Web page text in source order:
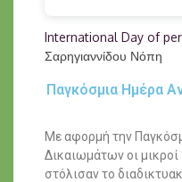
International Day of
Σαρηγιαννίδου Νόπη
Παγκόσμια Ημέρα
Με αφορμή την
Δικαιωμάτων οι
στόλισαν το